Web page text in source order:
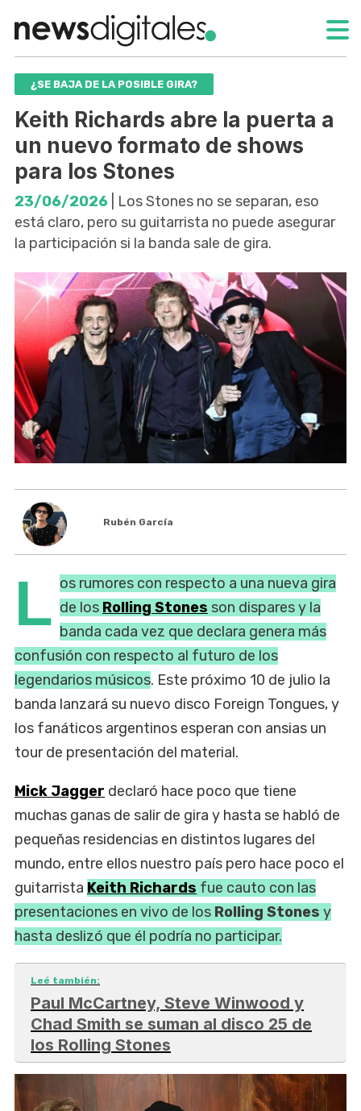
¿SE BAJA DE LA POSIBLE GIRA?
Keith Richards abre la puerta a
un nuevo formato de shows
para los Stones
23/06/2026 | Los Stones no se separan, eso
está claro, pero su guitarrista no puede asegurar
la participación si la banda sale de gira.
Rubén García
L os rumores con respecto a una nueva gira
de los Rolling Stones son dispares y la
banda cada vez que declara genera más
confusión con respecto al futuro de los
legendarios músicos. Este próximo 10 de julio la
banda lanzará su nuevo disco Foreign Tongues, y
los fanáticos argentinos esperan con ansias un
tour de presentación del material.
Mick Jagger declaró hace poco que tiene
muchas ganas de salir de gira y hasta se habló de
pequeñas residencias en distintos lugares del
mundo, entre ellos nuestro país pero hace poco el
guitarrista Keith Richards fue cauto con las
presentaciones en vivo de los Rolling Stones y
hasta deslizó que él podría no participar.
Leé también:
Paul McCartney, Steve Winwood y
Chad Smith se suman al disco 25 de
los Rolling Stones